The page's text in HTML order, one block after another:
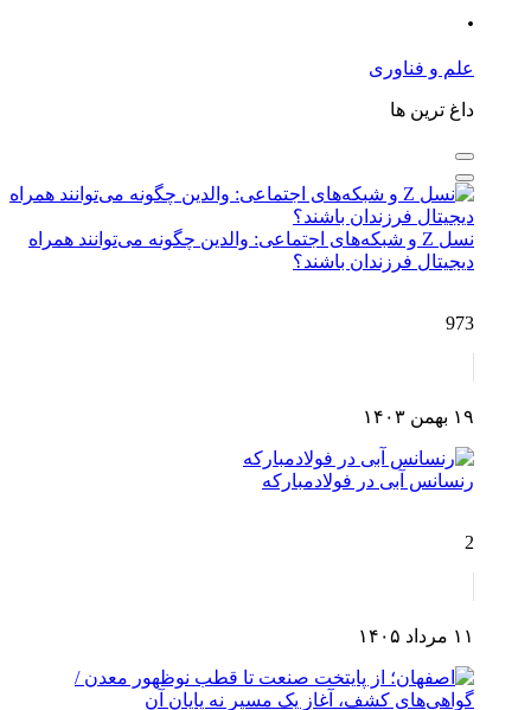
.
علم و فناوری
داغ ترین ها
نسل Z و شبکه‌های اجتماعی: والدین چگونه می‌توانند همراه
دیجیتال فرزندان باشند؟
973
۱۹ بهمن ۱۴۰۳
رنسانس آبی در فولادمبارکه
2
۱۱ مرداد ۱۴۰۵